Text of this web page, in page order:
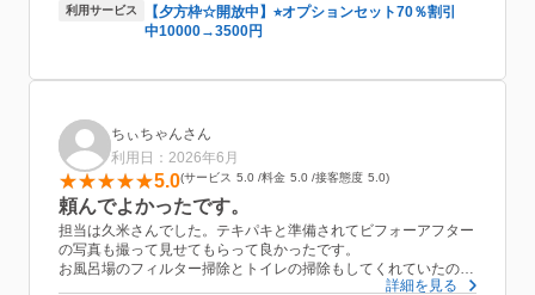
利用サービス
【夕方枠☆開放中】⭐︎オプションセット70％割引
中10000→3500円
ちぃちゃんさん
利用日：2026年6月
5.0 サービス 5.0 料金 5.0 接客態度 5.0
頼んでよかったです。
担当は久米さんでした。テキパキと準備されてビフォーアフター
の写真も撮って見せてもらって良かったです。
お風呂場のフィルター掃除とトイレの掃除もしてくれていたので
詳細を見る